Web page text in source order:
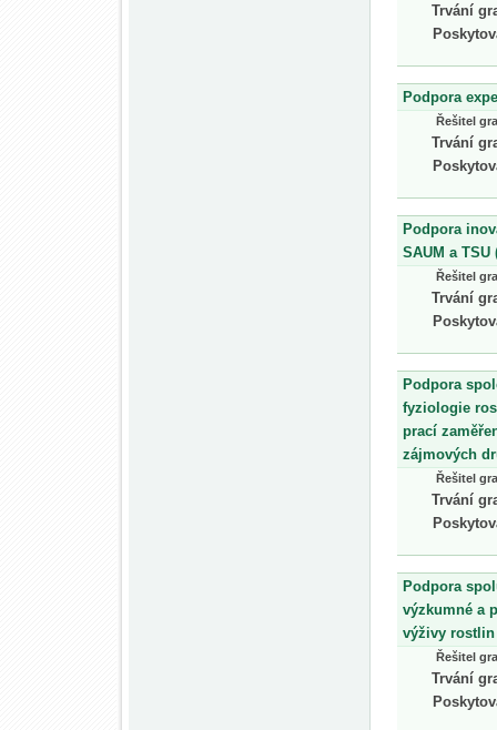
Trvání
Podpora
Řešitel
Trvání
Podpora
SAUM a TSU
Řešitel
Trvání
Podpora
fyziologie
prací
zájmových
Řešitel
Trvání
Podpora
výzkumné a
výživy rostlin
Řešitel
Trvání